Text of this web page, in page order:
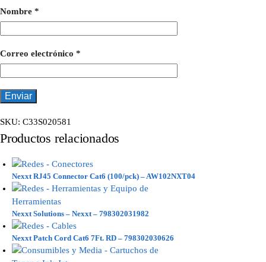
Nombre *
Correo electrónico *
SKU: C33S020581
Productos relacionados
Nexxt RJ45 Connector Cat6 (100/pck) – AW102NXT04
Nexxt Solutions – Nexxt – 798302031982
Nexxt Patch Cord Cat6 7Ft. RD – 798302030626